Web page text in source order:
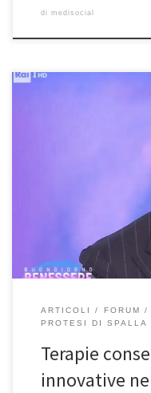
di medisocial
Terapie conservative e
ortopedica Prof.
spalla a Roma –
Pietro Fatebenefratelli e
Intervista a “Buongiorno
avete perso l’intervista o
ARTICOLI FORUM
PROTESI DI SPALLA
Terapie
innovative